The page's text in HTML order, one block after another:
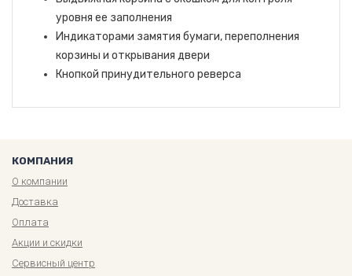
уровня ее заполнения
Индикаторами замятия бумаги, переполнения
корзины и открывания двери
Кнопкой принудительного реверса
КОМПАНИЯ
О компании
Доставка
Оплата
Акции и скидки
Сервисный центр